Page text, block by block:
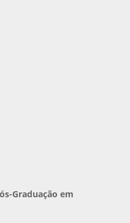
Graduação em